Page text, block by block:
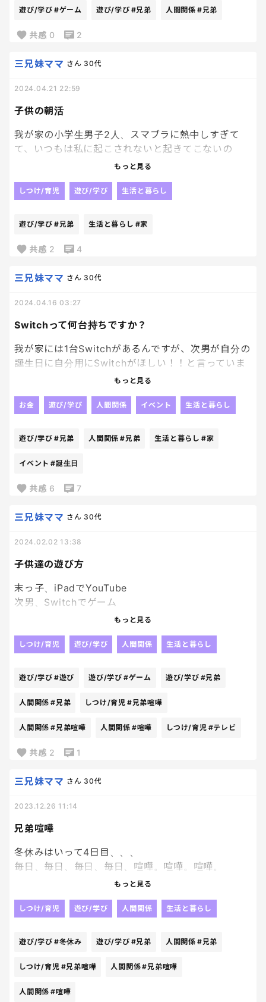
すげーな。早すぎだろ。笑
遊び/学び #ゲーム 遊び/学び #兄弟 人間関係 #兄弟
共感 0 2
子供の朝活
三兄妹ママ さん 30代
2024.04.21 22:59
我が家の小学生男子2人、スマブラに熱中しすぎて
て、いつもは私に起こされないと起きてこないの
に、自ら目覚ましかけて早起きして兄弟でスマブラ
ラが彼らをかえた、、、笑
まあ、いつまで続くかわからんけど
母の願いはいつまでも響いてくれないのでしょう🥹
もっと見る
しつけ/育児 遊び/学び 生活と暮らし
遊び/学び #兄弟 生活と暮らし #家
共感 2 4
Switchって何台持ちですか？
三兄妹ママ さん 30代
2024.04.16 03:27
我が家には1台Switchがあるんですが、次男が自分の
誕生日に自分用にSwitchがほしい！！と言っていま
いや、1台ありゃいいやん！！
家もあるので、今の時代は1人1台かー！？？と思っ
ください✨
もっと見る
お金 遊び/学び 人間関係 イベント 生活と暮らし
遊び/学び #兄弟 人間関係 #兄弟 生活と暮らし #家
イベント #誕生日
共感 6 7
子供達の遊び方
三兄妹ママ さん 30代
2024.02.02 13:38
末っ子、iPadでYouTube
次男、Switchでゲーム
長男、テレビでYouTube
までの兄弟喧嘩がイライラ爆発物でもーーーー大変
ます
もっと見る
しつけ/育児 遊び/学び 人間関係 生活と暮らし
遊び/学び #遊び 遊び/学び #ゲーム 遊び/学び #兄弟
人間関係 #兄弟 しつけ/育児 #兄弟喧嘩
人間関係 #兄弟喧嘩 人間関係 #喧嘩 しつけ/育児 #テレビ
共感 2 1
兄弟喧嘩
三兄妹ママ さん 30代
2023.12.26 11:14
冬休みはいって4日目、、、
毎日、毎日、毎日、毎日、喧嘩。喧嘩。喧嘩。
買っだらない事で大喧嘩。
ト！！大事なところが痛かったらしく、激しく泣
あとから理由をきいて、次男もこっぴどく叱りまし
もっと見る
しつけ/育児 遊び/学び 人間関係 生活と暮らし
遊び/学び #冬休み 遊び/学び #兄弟 人間関係 #兄弟
しつけ/育児 #兄弟喧嘩 人間関係#兄弟喧嘩
人間関係 #喧嘩